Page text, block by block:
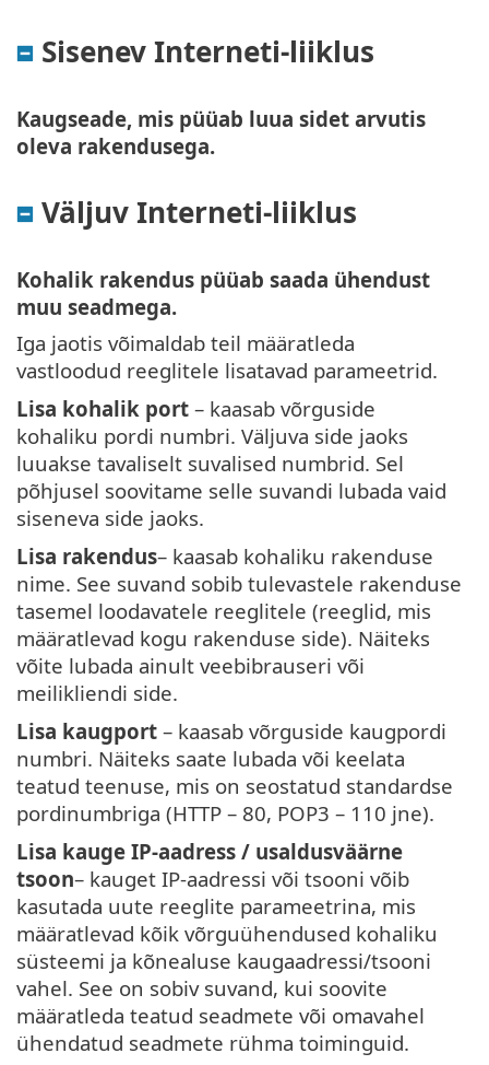
Sisenev Interneti-liiklus
Kaugseade, mis püüab luua sidet arvutis
oleva rakendusega.
Väljuv Interneti-liiklus
Kohalik rakendus püüab saada ühendust
muu seadmega.
Iga jaotis võimaldab teil määratleda
vastloodud reeglitele lisatavad parameetrid.
Lisa kohalik port – kaasab võrguside
kohaliku pordi numbri. Väljuva side jaoks
luuakse tavaliselt suvalised numbrid. Sel
põhjusel soovitame selle suvandi lubada vaid
siseneva side jaoks.
Lisa rakendus– kaasab kohaliku rakenduse
nime. See suvand sobib tulevastele rakenduse
tasemel loodavatele reeglitele (reeglid, mis
määratlevad kogu rakenduse side). Näiteks
võite lubada ainult veebibrauseri või
meilikliendi side.
Lisa kaugport – kaasab võrguside kaugpordi
numbri. Näiteks saate lubada või keelata
teatud teenuse, mis on seostatud standardse
pordinumbriga (HTTP – 80, POP3 – 110 jne).
Lisa kauge IP-aadress / usaldusväärne
tsoon– kauget IP-aadressi või tsooni võib
kasutada uute reeglite parameetrina, mis
määratlevad kõik võrguühendused kohaliku
süsteemi ja kõnealuse kaugaadressi/tsooni
vahel. See on sobiv suvand, kui soovite
määratleda teatud seadmete või omavahel
ühendatud seadmete rühma toiminguid.